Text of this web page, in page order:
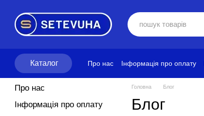
Каталог Про нас Інформація про оплату
Головна Блог
Блог
Про нас
Інформація про оплату